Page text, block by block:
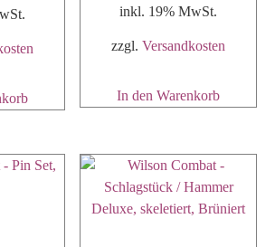
inkl. 19% MwSt.
zzgl.Versandkosten
In den Warenkorb